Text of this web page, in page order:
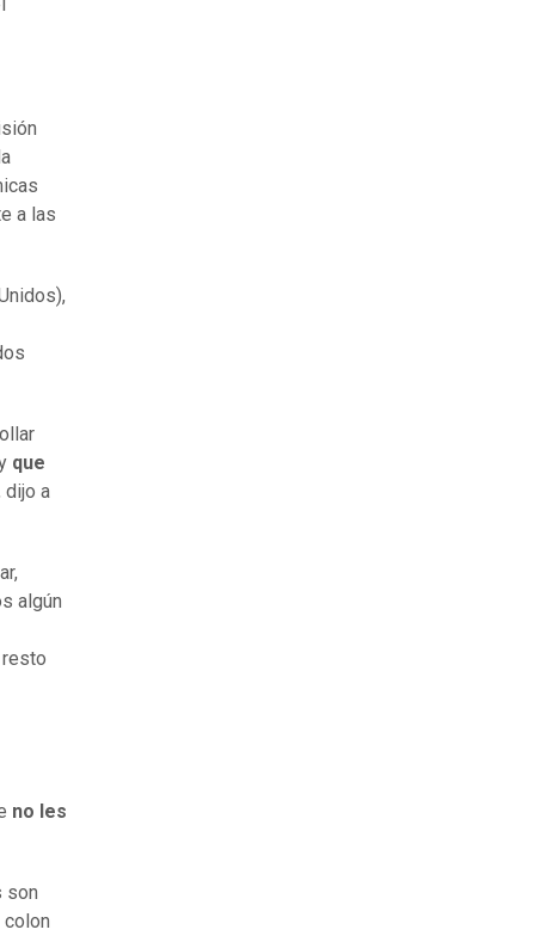
a las
que
dijo a
algún
no les
son